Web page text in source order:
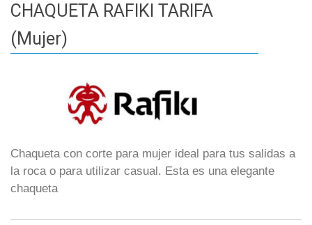
CHAQUETA RAFIKI TARIFA
(Mujer)
Chaqueta con corte para mujer ideal para tus salidas a
la roca o para utilizar casual. Esta es una elegante
chaqueta